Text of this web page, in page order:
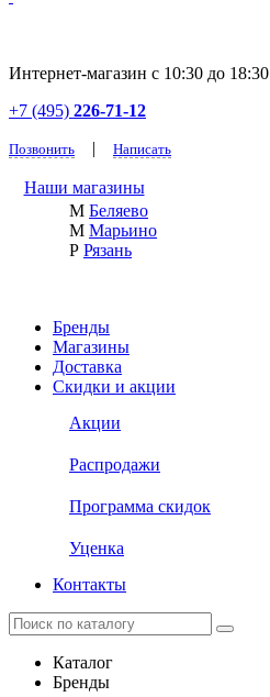
Интернет-магазин с 10:30 до 18:30
+7 (495) 226-71-12
Позвонить | Написать
Наши магазины
М Беляево
М Марьино
Р Рязань
Бренды
Магазины
Доставка
Скидки и акции
Акции
Распродажи
Программа скидок
Уценка
Контакты
Каталог
Бренды